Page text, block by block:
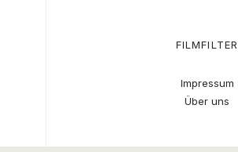
FILMFILTER
Impressum
Über uns